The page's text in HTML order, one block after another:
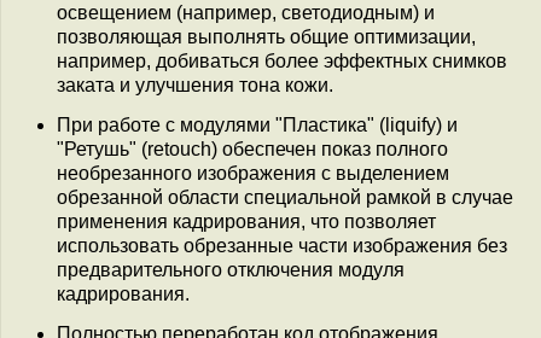
освещением (например, светодиодным) и
позволяющая выполнять общие оптимизации,
например, добиваться более эффектных снимков
заката и улучшения тона кожи.
При работе с модулями "Пластика" (liquify) и
"Ретушь" (retouch) обеспечен показ полного
необрезанного изображения с выделением
обрезанной области специальной рамкой в случае
применения кадрирования, что позволяет
использовать обрезанные части изображения без
предварительного отключения модуля
кадрирования.